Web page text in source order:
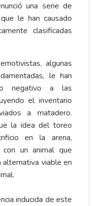
una serie de
le han causado
clasificadas
algunas
le han
negativo a las
el inventario
a matadero.
la idea del toreo
en la arena,
un animal que
alternativa viable en
inducida de este